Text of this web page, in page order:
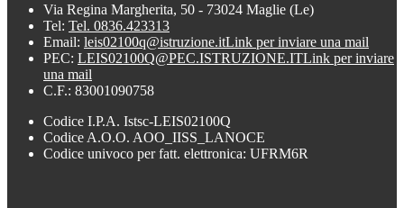
Via Regina Margherita, 50 - 73024 Maglie (Le)
Tel: Tel. 0836.423313
Email: leis02100q@istruzione.itLink per inviare una mail
PEC: LEIS02100Q@PEC.ISTRUZIONE.ITLink per inviare
una mail
C.F.: 83001090758
Codice I.P.A. Istsc-LEIS02100Q
Codice A.O.O. AOO_IISS_LANOCE
Codice univoco per fatt. elettronica: UFRM6R